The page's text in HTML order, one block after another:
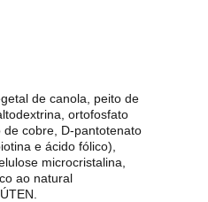
de canola, peito de
ortofosfato
de cobre, D-pantotenato
e ácido fólico),
microcristalina,
ao natural